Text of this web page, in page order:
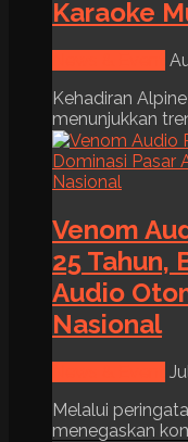
Karaoke
Kehadiran
menunjukkan
Venom
25 Tahun,
Audio
Nasional
Melalui
menegaskan